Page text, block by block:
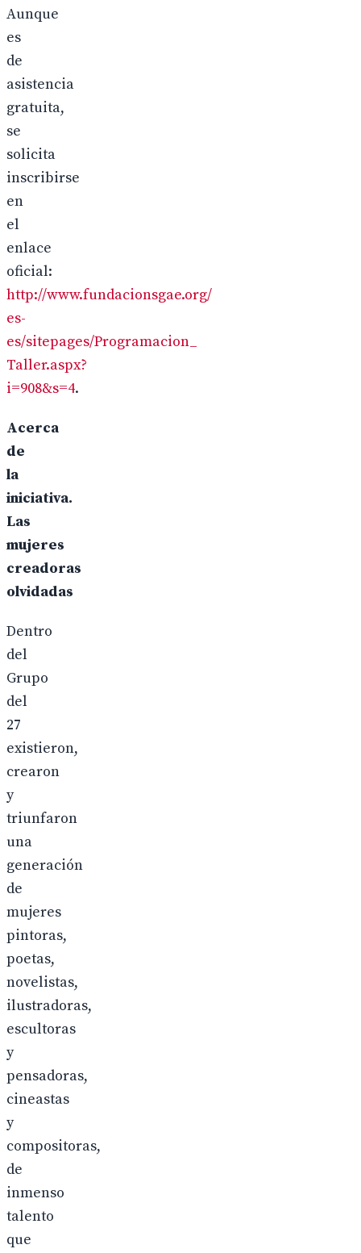
Aunque
es
de
asistencia
gratuita,
se
solicita
inscribirse
en
el
enlace
oficial:
http://www.fundacionsgae.org/
es-
es/sitepages/Programacion_
Taller.aspx?
i=908&s=4.
Acerca
de
la
iniciativa.
Las
mujeres
creadoras
olvidadas
Dentro
del
Grupo
del
27
existieron,
crearon
y
triunfaron
una
generación
de
mujeres
pintoras,
poetas,
novelistas,
ilustradoras,
escultoras
y
pensadoras,
cineastas
y
compositoras,
de
inmenso
talento
que